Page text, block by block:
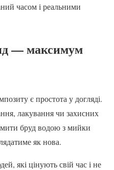
часом і реальними
— максимум
є простота у догляді.
лакування чи захисних
бруд водою з мийки
як нова.
які цінують свій час і не